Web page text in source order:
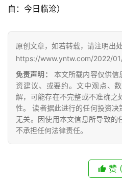
自：今日临沧）
原创文章，如若转载，请注明出处
https://www.yntw.com/2022/
免责声明：
本文所载内容仅供信
资建议、或要约。文中观点、
解，可能存在不完整或不准确之
性。 读者据此进行的任何投资
无关。因使用本文信息所导致的
不承担任何法律责任。
赞